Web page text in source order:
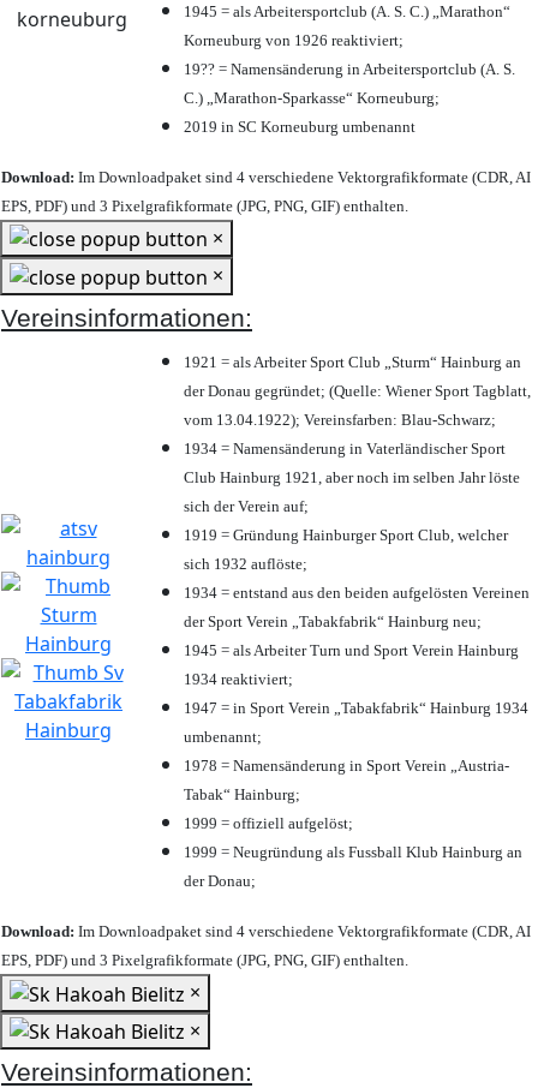
1945 = als Arbeitersportclub (A. S. C.) „Marathon“
Korneuburg von 1926 reaktiviert;
19?? = Namensänderung in Arbeitersportclub (A. S.
C.) „Marathon-Sparkasse“ Korneuburg;
2019 in SC Korneuburg umbenannt
Download: Im Downloadpaket sind 4 verschiedene Vektorgrafikformate (CDR, AI
EPS, PDF) und 3 Pixelgrafikformate (JPG, PNG, GIF) enthalten.
×
×
Vereinsinformationen:
1921 = als Arbeiter Sport Club „Sturm“ Hainburg an
der Donau gegründet; (Quelle: Wiener Sport Tagblatt,
vom 13.04.1922); Vereinsfarben: Blau-Schwarz;
1934 = Namensänderung in Vaterländischer Sport
Club Hainburg 1921, aber noch im selben Jahr löste
sich der Verein auf;
1919 = Gründung Hainburger Sport Club, welcher
sich 1932 auflöste;
1934 = entstand aus den beiden aufgelösten Vereinen
der Sport Verein „Tabakfabrik“ Hainburg neu;
1945 = als Arbeiter Turn und Sport Verein Hainburg
1934 reaktiviert;
1947 = in Sport Verein „Tabakfabrik“ Hainburg 1934
umbenannt;
1978 = Namensänderung in Sport Verein „Austria-
Tabak“ Hainburg;
1999 = offiziell aufgelöst;
1999 = Neugründung als Fussball Klub Hainburg an
der Donau;
Download: Im Downloadpaket sind 4 verschiedene Vektorgrafikformate (CDR, AI
EPS, PDF) und 3 Pixelgrafikformate (JPG, PNG, GIF) enthalten.
×
×
Vereinsinformationen: